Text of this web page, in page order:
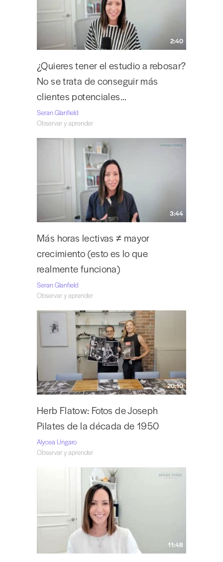
2:40
¿Quieres tener el estudio a rebosar?
No se trata de conseguir más
clientes potenciales…
Seran Glanfield
Observar y aprender
3:44
Más horas lectivas ≠ mayor
crecimiento (esto es lo que
realmente funciona)
Seran Glanfield
Observar y aprender
20:10
Herb Flatow: Fotos de Joseph
Pilates de la década de 1950
Alycea Ungaro
Observar y aprender
11:48